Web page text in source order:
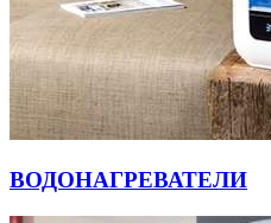
ВОДОНАГРЕВАТЕЛИ